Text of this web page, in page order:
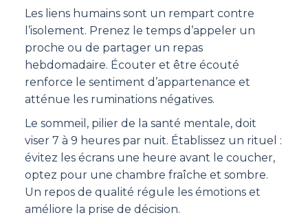
Les liens humains sont un rempart contre
l’isolement. Prenez le temps d’appeler un
proche ou de partager un repas
hebdomadaire. Écouter et être écouté
renforce le sentiment d’appartenance et
atténue les ruminations négatives.
Le sommeil, pilier de la santé mentale, doit
viser 7 à 9 heures par nuit. Établissez un rituel :
évitez les écrans une heure avant le coucher,
optez pour une chambre fraîche et sombre.
Un repos de qualité régule les émotions et
améliore la prise de décision.